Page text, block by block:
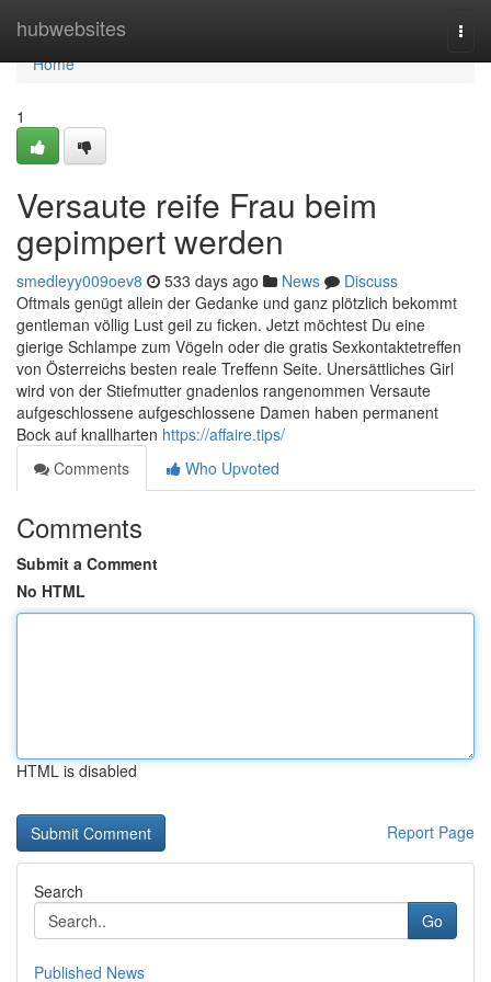
hubwebsites
Home
Home
1
Versaute reife Frau beim
gepimpert werden
smedleyy009oev8 533 days ago News
Discuss
Oftmals genügt allein der Gedanke und ganz plötzlich bekommt
gentleman völlig Lust geil zu ficken. Jetzt möchtest Du eine
gierige Schlampe zum Vögeln oder die gratis Sexkontaktetreffen
von Österreichs besten reale Treffenn Seite. Unersättliches Girl
wird von der Stiefmutter gnadenlos rangenommen Versaute
aufgeschlossene aufgeschlossene Damen haben permanent
Bock auf knallharten https://affaire.tips/
Comments
Who Upvoted
Comments
Submit a Comment
No HTML
HTML is disabled
Report Page
Search
Go
Published News